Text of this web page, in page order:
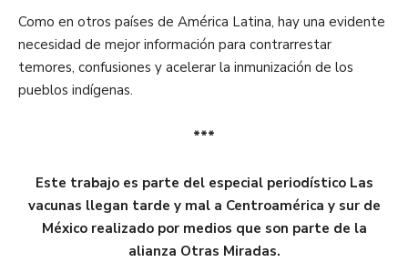
Como en otros países de América Latina, hay una evidente
necesidad de mejor información para contrarrestar
temores, confusiones y acelerar la inmunización de los
pueblos indígenas.
***
Este trabajo es parte del especial periodístico Las
vacunas llegan tarde y mal a Centroamérica y sur de
México realizado por medios que son parte de la
alianza Otras Miradas.